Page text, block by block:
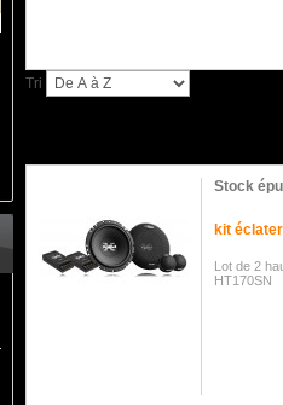
Tri
Stock
kit
Lot de 2
HT170SN